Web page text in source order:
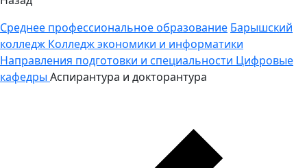
Среднее профессиональное образование Барышский
колледж Колледж экономики и информатики
Направления подготовки и специальности Цифровые
кафедры Аспирантура и докторантура